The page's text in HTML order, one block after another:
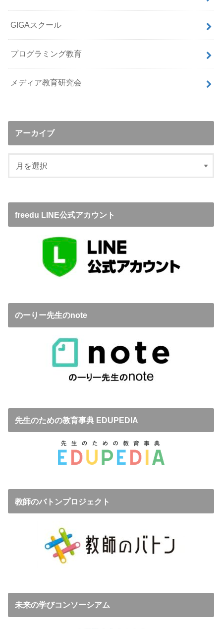
GIGAスクール
プログラミング教育
メディア教育研究会
アーカイブ
freedu LINE公式アカウント
のーりー先生のnote
先生のための教育事典 EDUPEDIA
教師のバトンプロジェクト
未来の学びコンソーシアム